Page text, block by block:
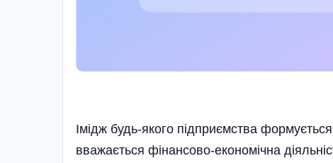
Імідж будь-якого підприємства
вважається фінансово-економічна